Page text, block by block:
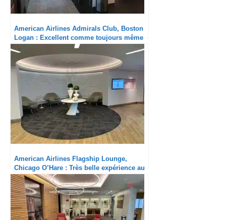
American Airlines Admirals Club, Boston
Logan : Excellent comme toujours même
sans la nouvelle offre de restauration
American Airlines Flagship Lounge,
Chicago O’Hare : Très belle expérience au
sol